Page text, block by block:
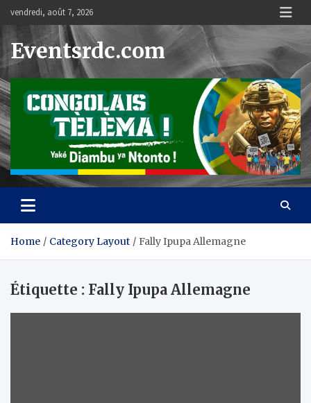
content
vendredi, août 7, 2026
Eventsrdc.com
Home Category Layout Fally Ipupa Allemagne
Étiquette : Fally Ipupa Allemagne